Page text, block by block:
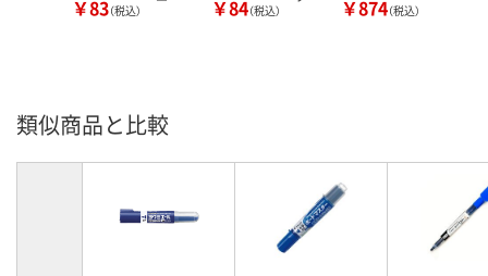
￥83（税込） ￥84（税込） ￥874（税込）
類似商品と比較